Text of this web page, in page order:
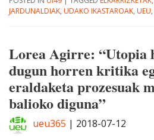
JARDUNALDIAK, UDAKO IKASTAROAK, UEU,
Lorea Agirre: “Utopia
dugun horren kritika
eraldaketa prozesuak
balioko diguna”
ueu365 | 2018-07-12